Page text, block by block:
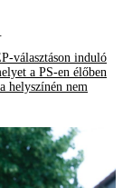
választáson induló
a PS-en élőben
helyszínén nem